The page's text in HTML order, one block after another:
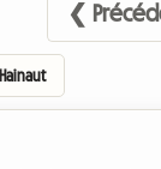
❮
Hainaut